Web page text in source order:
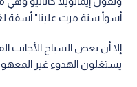
أسوأ سنة مرت علينا" أسفة
إلا أن بعض السياح الأجانب
يستغلون الهدوء غير